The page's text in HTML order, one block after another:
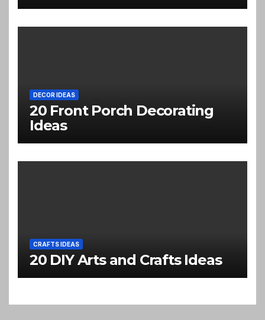
DECOR IDEAS
20 Front Porch Decorating
Ideas
CRAFTS IDEAS
20 DIY Arts and Crafts Ideas